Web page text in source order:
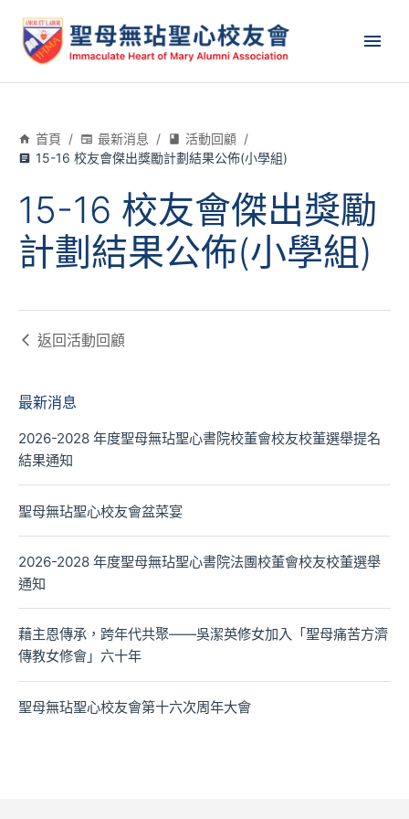
首頁 / 最新消息 / 活動回顧 /
15-16 校友會傑出獎勵計劃結果公佈(小學組)
15-16 校友會傑出獎勵
計劃結果公佈(小學組)
返回活動回顧
最新消息
2026-2028 年度聖母無玷聖心書院校董會校友校董選舉提名
結果通知
聖母無玷聖心校友會盆菜宴
2026-2028 年度聖母無玷聖心書院法團校董會校友校董選舉
通知
藉主恩傳承，跨年代共聚——吳潔英修女加入「聖母痛苦方濟
傳教女修會」六十年
聖母無玷聖心校友會第十六次周年大會